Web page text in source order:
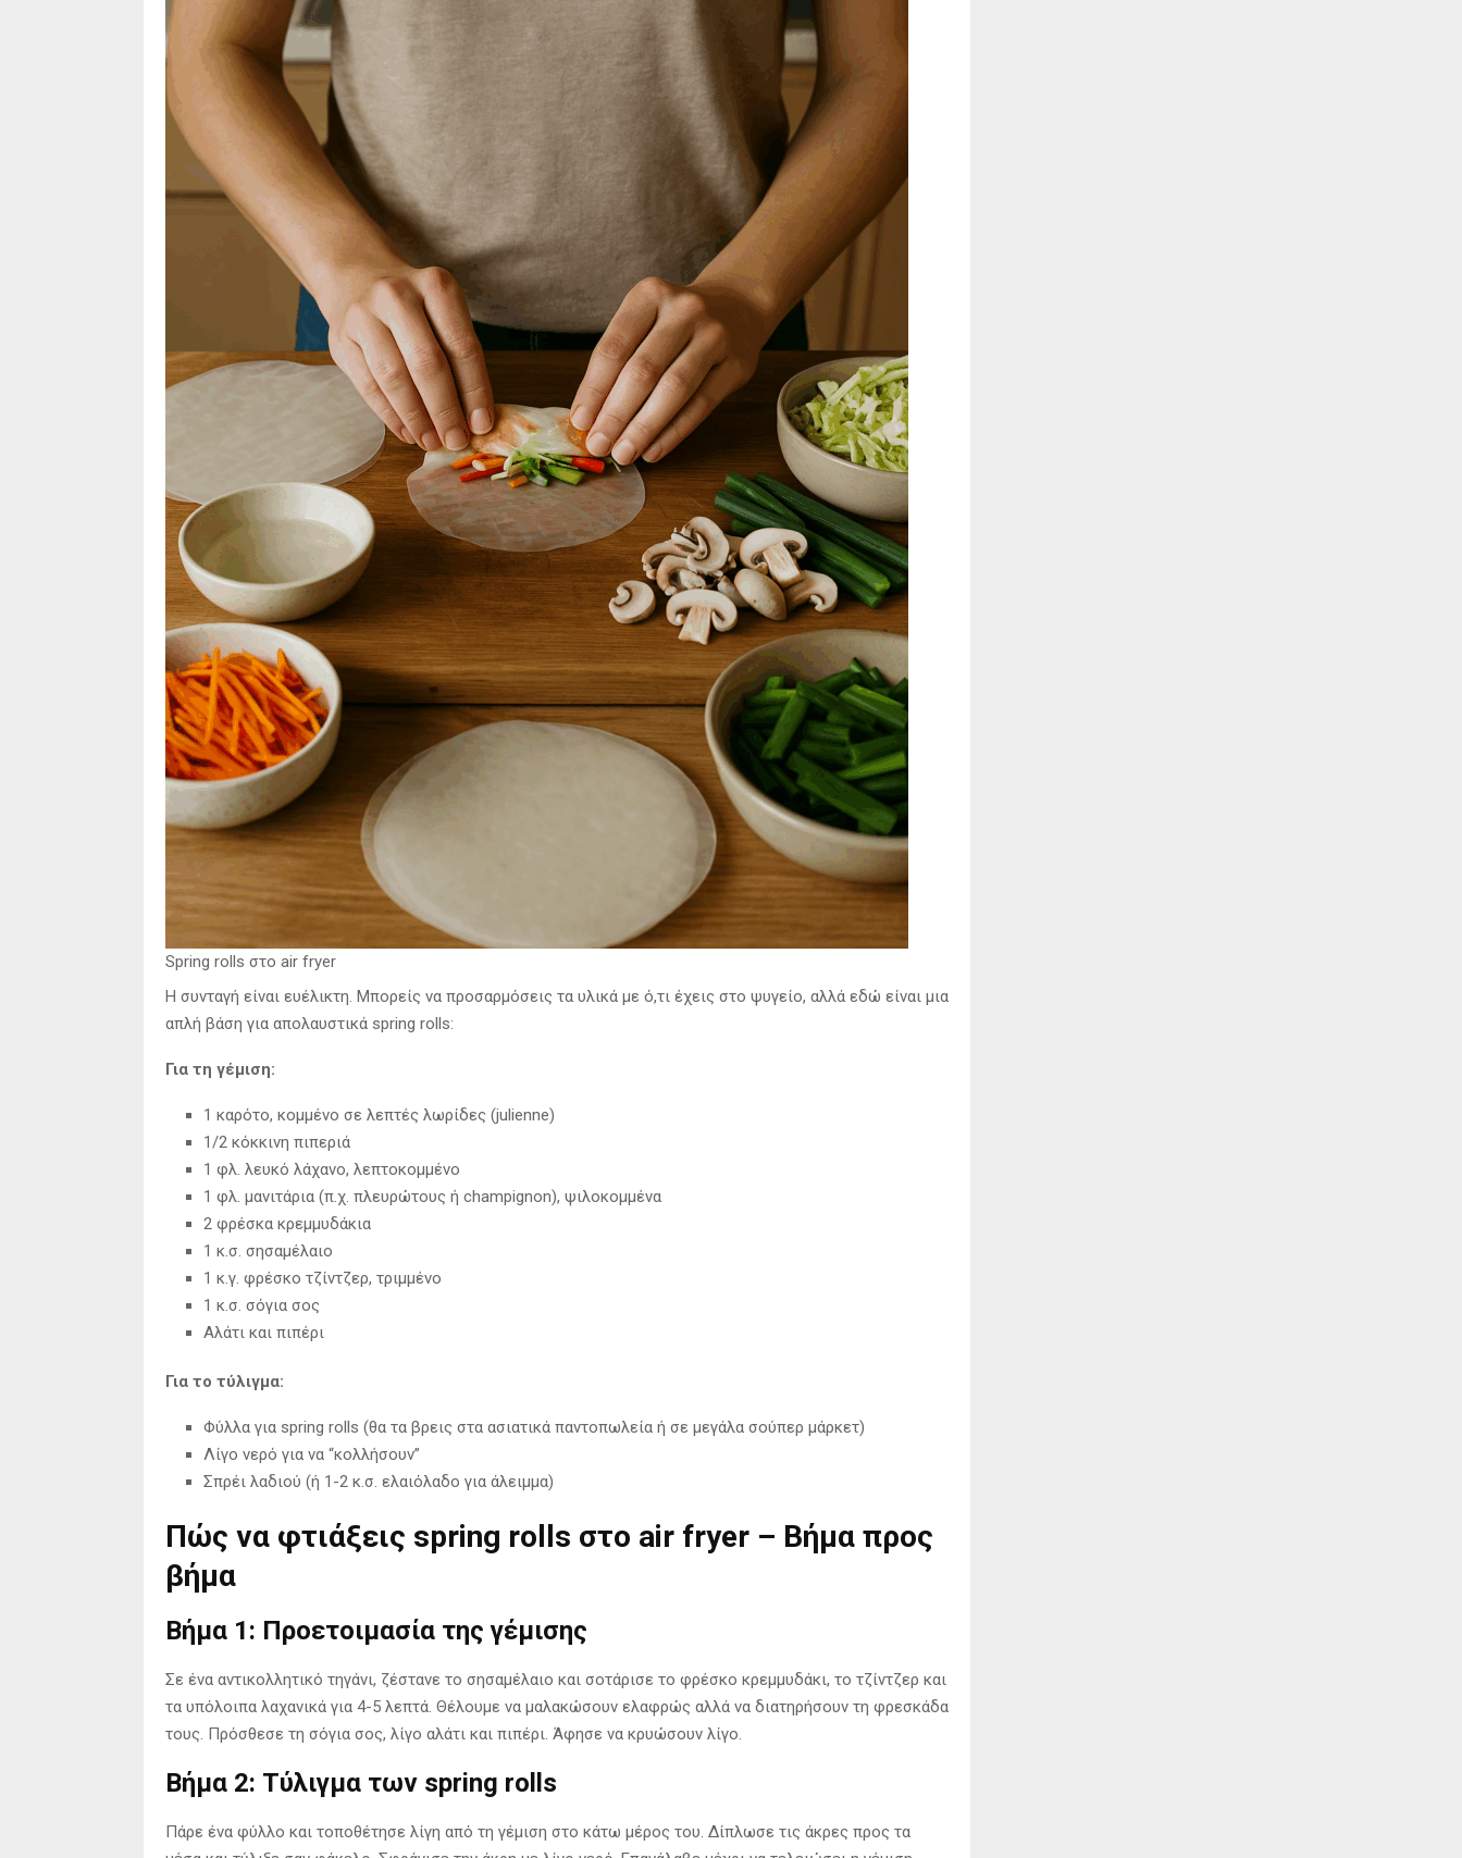
Spring rolls στο air fryer
Η συνταγή είναι ευέλικτη. Μπορείς να προσαρμόσεις τα υλικά με ό,τι έχεις στο ψυγείο, αλλά εδώ είναι μια
απλή βάση για απολαυστικά spring rolls:
Για τη γέμιση:
1 καρότο, κομμένο σε λεπτές λωρίδες (julienne)
1/2 κόκκινη πιπεριά
1 φλ. λευκό λάχανο, λεπτοκομμένο
1 φλ. μανιτάρια (π.χ. πλευρώτους ή champignon), ψιλοκομμένα
2 φρέσκα κρεμμυδάκια
1 κ.σ. σησαμέλαιο
1 κ.γ. φρέσκο τζίντζερ, τριμμένο
1 κ.σ. σόγια σος
Αλάτι και πιπέρι
Για το τύλιγμα:
Φύλλα για spring rolls (θα τα βρεις στα ασιατικά παντοπωλεία ή σε μεγάλα σούπερ μάρκετ)
Λίγο νερό για να “κολλήσουν”
Σπρέι λαδιού (ή 1-2 κ.σ. ελαιόλαδο για άλειμμα)
Πώς να φτιάξεις spring rolls στο air fryer – Βήμα προς
βήμα
Βήμα 1: Προετοιμασία της γέμισης
Σε ένα αντικολλητικό τηγάνι, ζέστανε το σησαμέλαιο και σοτάρισε το φρέσκο κρεμμυδάκι, το τζίντζερ και
τα υπόλοιπα λαχανικά για 4-5 λεπτά. Θέλουμε να μαλακώσουν ελαφρώς αλλά να διατηρήσουν τη φρεσκάδα
τους. Πρόσθεσε τη σόγια σος, λίγο αλάτι και πιπέρι. Άφησε να κρυώσουν λίγο.
Βήμα 2: Τύλιγμα των spring rolls
Πάρε ένα φύλλο και τοποθέτησε λίγη από τη γέμιση στο κάτω μέρος του. Δίπλωσε τις άκρες προς τα